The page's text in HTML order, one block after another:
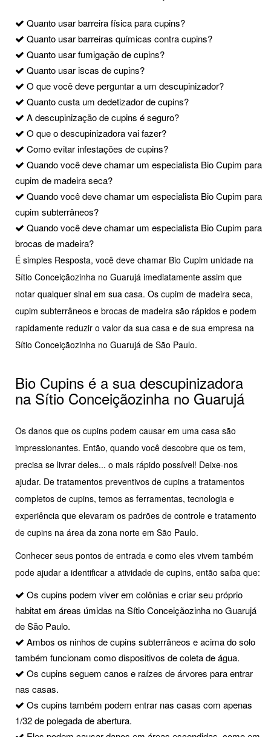
Quanto usar barreira física para cupins?
Quanto usar barreiras químicas contra cupins?
Quanto usar fumigação de cupins?
Quanto usar iscas de cupins?
O que você deve perguntar a um descupinizador?
Quanto custa um dedetizador de cupins?
A descupinização de cupins é seguro?
O que o descupinizadora vai fazer?
Como evitar infestações de cupins?
Quando você deve chamar um especialista Bio Cupim para
cupim de madeira seca?
Quando você deve chamar um especialista Bio Cupim para
cupim subterrâneos?
Quando você deve chamar um especialista Bio Cupim para
brocas de madeira?
É simples Resposta, você deve chamar Bio Cupim unidade na
Sítio Conceiçãozinha no Guarujá imediatamente assim que
notar qualquer sinal em sua casa. Os cupim de madeira seca,
cupim subterrâneos e brocas de madeira são rápidos e podem
rapidamente reduzir o valor da sua casa e de sua empresa na
Sítio Conceiçãozinha no Guarujá de São Paulo.
Bio Cupins é a sua descupinizadora
na Sítio Conceiçãozinha no Guarujá
Os danos que os cupins podem causar em uma casa são
impressionantes. Então, quando você descobre que os tem,
precisa se livrar deles... o mais rápido possível! Deixe-nos
ajudar. De tratamentos preventivos de cupins a tratamentos
completos de cupins, temos as ferramentas, tecnologia e
experiência que elevaram os padrões de controle e tratamento
de cupins na área da zona norte em São Paulo.
Conhecer seus pontos de entrada e como eles vivem também
pode ajudar a identificar a atividade de cupins, então saiba que:
Os cupins podem viver em colônias e criar seu próprio
habitat em áreas úmidas na Sítio Conceiçãozinha no Guarujá
de São Paulo.
Ambos os ninhos de cupins subterrâneos e acima do solo
também funcionam como dispositivos de coleta de água.
Os cupins seguem canos e raízes de árvores para entrar
nas casas.
Os cupins também podem entrar nas casas com apenas
1/32 de polegada de abertura.